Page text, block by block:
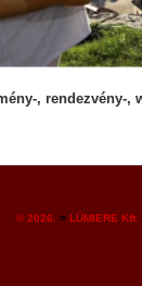
, rendezvény-,
© 2026. > LÜMIERE Kft.